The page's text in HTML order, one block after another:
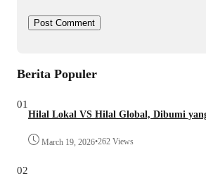
Berita Populer
01
Hilal Lokal VS Hilal Global, Dibumi
March 19, 2026•262 Views
02